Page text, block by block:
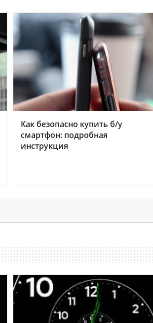
Как безопасно купить б/у
смартфон: подробная
инструкция